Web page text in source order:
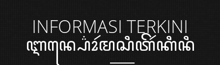
INFORMASI TERKINI
ꦆꦤ꧀ꦥ꦳ꦺꦴꦂꦩꦱꦶꦠꦼꦂꦏꦶꦤꦶ